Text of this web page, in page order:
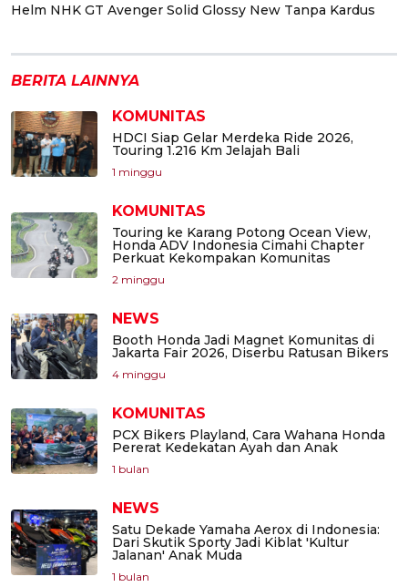
Helm NHK GT Avenger Solid Glossy New Tanpa Kardus
BERITA LAINNYA
KOMUNITAS
HDCI Siap Gelar Merdeka Ride 2026,
Touring 1.216 Km Jelajah Bali
1 minggu
KOMUNITAS
Touring ke Karang Potong Ocean View,
Honda ADV Indonesia Cimahi Chapter
Perkuat Kekompakan Komunitas
2 minggu
NEWS
Booth Honda Jadi Magnet Komunitas di
Jakarta Fair 2026, Diserbu Ratusan Bikers
4 minggu
KOMUNITAS
PCX Bikers Playland, Cara Wahana Honda
Pererat Kedekatan Ayah dan Anak
1 bulan
NEWS
Satu Dekade Yamaha Aerox di Indonesia:
Dari Skutik Sporty Jadi Kiblat 'Kultur
Jalanan' Anak Muda
1 bulan